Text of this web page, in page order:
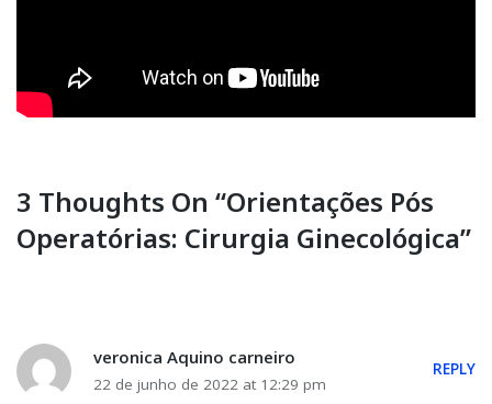
3 Thoughts On “Orientações Pós
Operatórias: Cirurgia Ginecológica”
veronica Aquino carneiro
22 de junho de 2022 at 12:29 pm
REPLY